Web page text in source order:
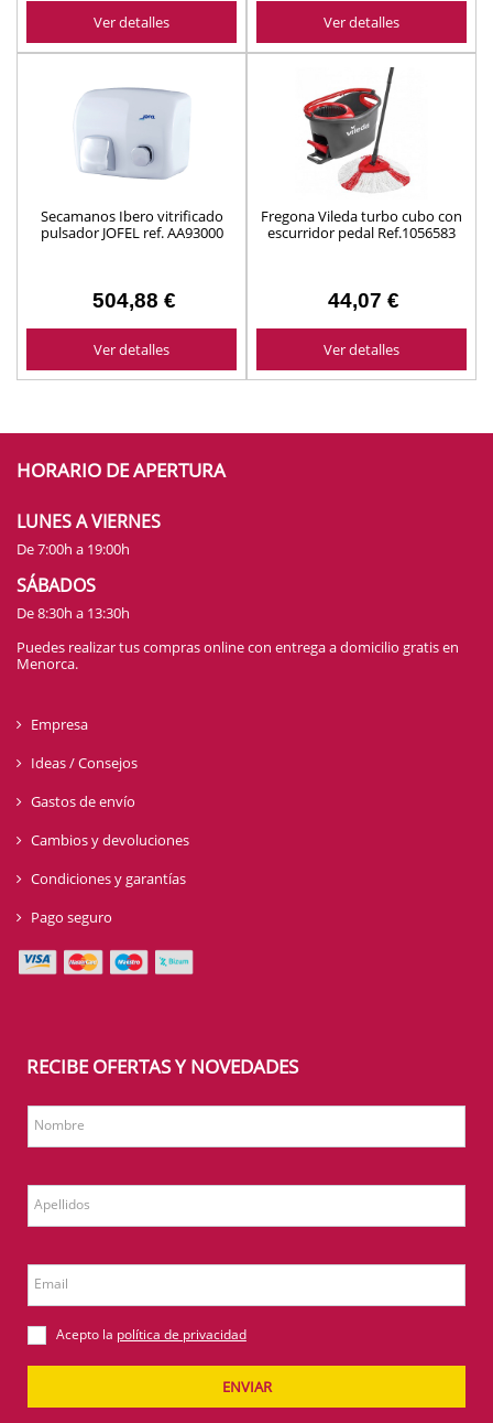
Ver detalles Ver detalles
Secamanos Ibero vitrificado
pulsador JOFEL ref. AA93000
504,88 €
Ver detalles
Fregona Vileda turbo cubo con
escurridor pedal Ref.1056583
44,07 €
Ver detalles
HORARIO DE APERTURA
LUNES A VIERNES
De 7:00h a 19:00h
SÁBADOS
De 8:30h a 13:30h
Puedes realizar tus compras online con entrega a domicilio gratis en
Menorca.
Empresa
Ideas / Consejos
Gastos de envío
Cambios y devoluciones
Condiciones y garantías
Pago seguro
RECIBE OFERTAS Y NOVEDADES
Nombre
Apellidos
Email
Acepto la política de privacidad
ENVIAR